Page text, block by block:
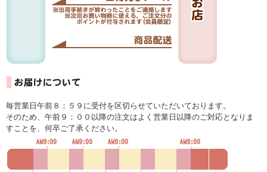
毎営業日午前８：５９に受付を区切らせていただいております。
そのため、午前９：００以降の注文はよく営業日以降のご対応となりま
すことを、何卒ご了承ください。